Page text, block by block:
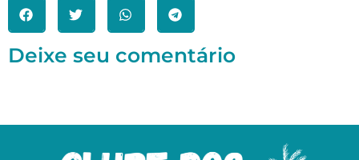
Deixe seu comentário